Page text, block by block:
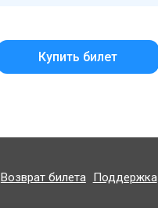
Купить билет
Возврат билета Поддержка